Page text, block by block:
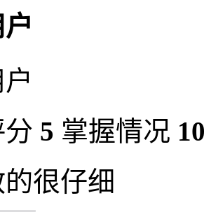
5 掌握情况
很仔细